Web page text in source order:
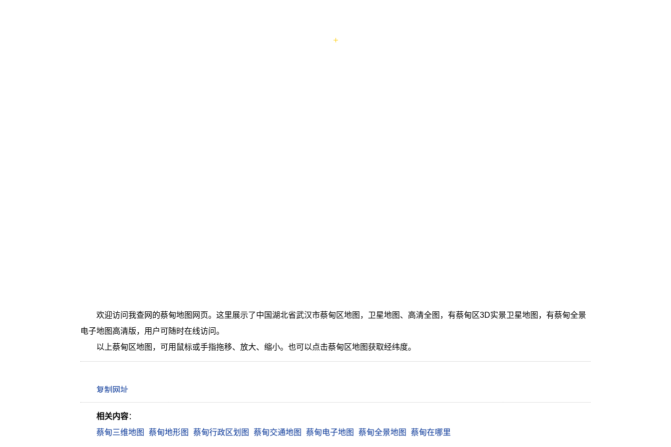
欢迎访问我查网的蔡甸地图网页。这里展示了中国湖北省武汉市蔡甸区地图，卫星地图、高清全图，有蔡甸区3D实景卫星地图，有蔡甸全景
电子地图高清版，用户可随时在线访问。
以上蔡甸区地图，可用鼠标或手指拖移、放大、缩小。也可以点击蔡甸区地图获取经纬度。
相关内容：
蔡甸三维地图
蔡甸地形图 蔡甸行政区划图 蔡甸交通地图 蔡甸电子地图 蔡甸全景地图 蔡甸在哪里